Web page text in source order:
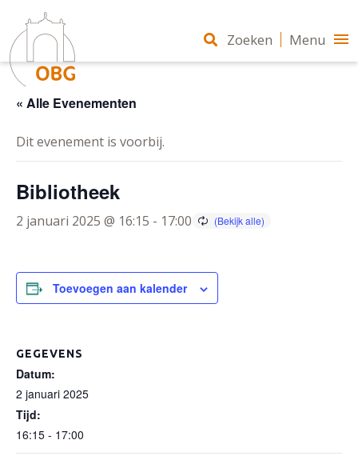
« Alle Evenementen
Dit evenement is voorbij.
Bibliotheek
2 januari 2025 @ 16:15 - 17:00
Toevoegen aan kalender
GEGEVENS
Datum:
2 januari 2025
Tijd:
16:15 - 17:00
Zoeken Menu